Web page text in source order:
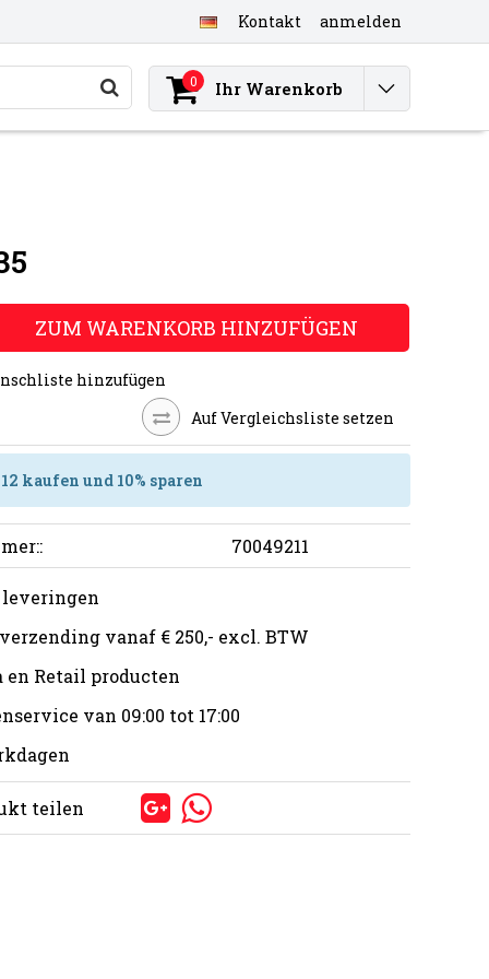
Kontakt anmelden
0 Ihr Warenkorb
ZUM WARENKORB HINZUFÜGEN
hinzufügen
Auf Vergleichsliste setzen
kaufen und 10% sparen
70049211
vanaf € 250,- excl. BTW
en Retail producten
van 09:00 tot 17:00
teilen